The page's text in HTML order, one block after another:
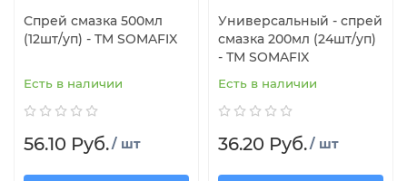
Спрей смазка 500мл
(12шт/уп) - TM SOMAFIX
Есть в наличии
56.10 Руб./ шт
Универсальный - спрей
смазка 200мл (24шт/уп)
- ТМ SOMAFIX
Есть в наличии
36.20 Руб./ шт